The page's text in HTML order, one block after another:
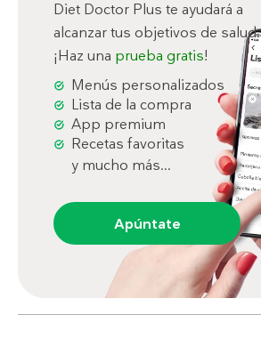
Diet Doctor Plus te ayudará a
alcanzar tus objetivos de salud.
¡Haz una prueba gratis!
Menús personalizados
Lista de la compra
App premium
Recetas favoritas
y mucho más...
Apúntate